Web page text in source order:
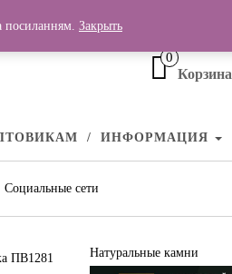
0
Корзина
ИНФОРМАЦИЯ
Социальные сети
ПВ1281 Натуральные камни
посиланням. Закрыть